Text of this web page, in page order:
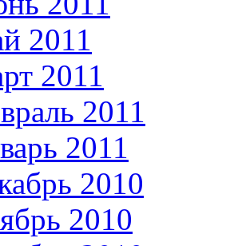
2011
2011
2011
2011
2010
2010